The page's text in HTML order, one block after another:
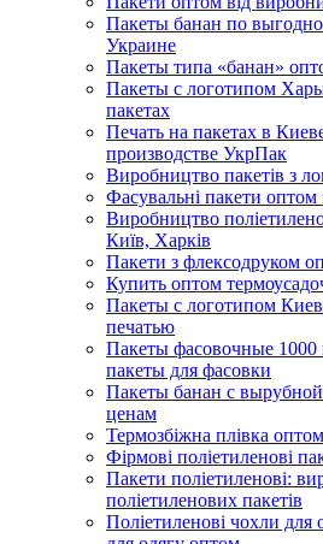
Пакеты банан по
Украине
Пакеты типа «банан»
Пакеты с логотипом
пакетах
Печать на пакетах в
производстве УкрПак
Виробництво пакетів з
Фасувальні пакети
Виробництво
Київ, Харків
Пакети з флексодруком
Купить оптом
Пакеты с логотипом Киев
печатью
Пакеты фасовочные
пакеты для фасовки
Пакеты банан с
ценам
Термозбіжна плівка
Фірмові поліетиленові
Пакети поліетиленові:
поліетиленових пакетів
Поліетиленові чохли для